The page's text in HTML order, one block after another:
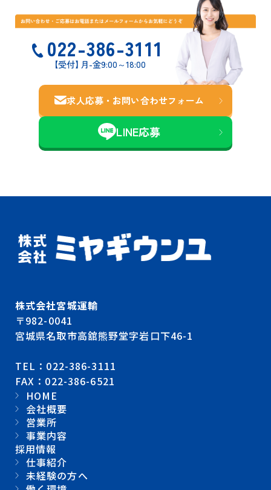
022-386-3111
【受付】 月-金9:00～18:00
求人応募・お問い合わせフォーム
LINE応募
株式会社宮城運輸
〒982-0041
宮城県名取市高舘熊野堂字岩口下46-1
TEL：022-386-3111
FAX：022-386-6521
HOME
会社概要
営業所
事業内容
採用情報
仕事紹介
未経験の方へ